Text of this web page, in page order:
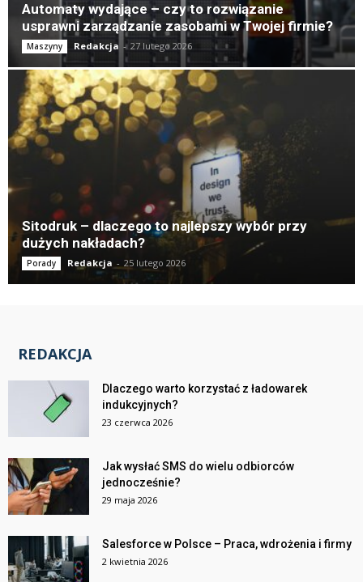
Automaty wydające – czy to rozwiązanie
usprawni zarządzanie zasobami w Twojej firmie?
Maszyny Redakcja - 27 lutego 2026
Sitodruk – dlaczego to najlepszy wybór przy
dużych nakładach?
Porady Redakcja - 25 lutego 2026
REDAKCJA
Dlaczego warto korzystać z ładowarek
indukcyjnych?
23 czerwca 2026
Jak wysłać SMS do wielu odbiorców
jednocześnie?
29 maja 2026
Salesforce w Polsce – Praca, wdrożenia i firmy
2 kwietnia 2026